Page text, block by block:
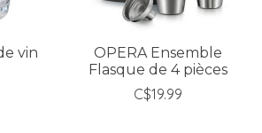
vin
OPERA Ensemble
Flasque de 4 pièces
C$19.99